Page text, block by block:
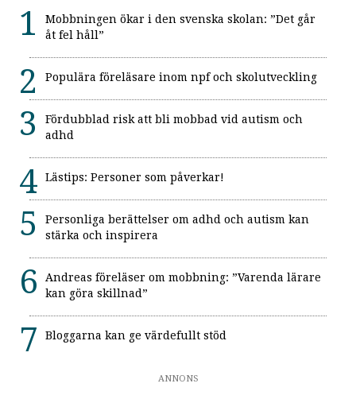
Mobbningen ökar i den svenska skolan: ”Det går
åt fel håll”
Populära föreläsare inom npf och skolutveckling
Fördubblad risk att bli mobbad vid autism och
adhd
Lästips: Personer som påverkar!
Personliga berättelser om adhd och autism kan
stärka och inspirera
Andreas föreläser om mobbning: ”Varenda lärare
kan göra skillnad”
Bloggarna kan ge värdefullt stöd
ANNONS